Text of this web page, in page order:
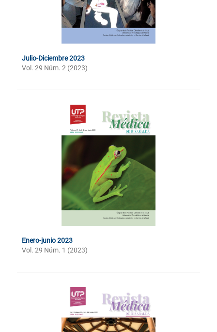
Julio-Diciembre 2023
Vol. 29 Núm. 2 (2023)
Enero-junio 2023
Vol. 29 Núm. 1 (2023)